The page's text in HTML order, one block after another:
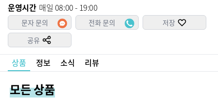
운영시간 매일 08:00 - 19:00
문자 문의 전화 문의
저장
공유
상품 정보 소식 리뷰
모든 상품